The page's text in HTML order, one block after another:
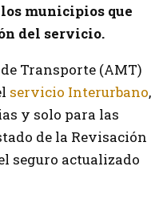
municipios que
del servicio.
Transporte (AMT)
servicio Interurbano,
y solo para las
de la Revisación
seguro actualizado